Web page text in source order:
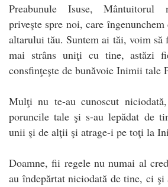
Preabunule Isuse, Mântuitorul
priveşte spre noi, care
altarului tău. Suntem ai tăi, voim să
mai strâns uniţi cu tine, astăzi
consfinţeşte de bunăvoie Inimii tale
Mulţi nu te-au cunoscut
poruncile tale şi s-au lepădat de
unii şi de alţii şi atrage-i pe toţi la
Doamne, fii regele nu numai al
au îndepărtat niciodată de tine, ci